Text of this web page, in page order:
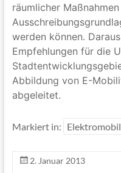
räumlicher
werden können.
Empfehlungen für die
Abbildung von E-
abgeleitet.
Markiert in:
2. Januar 2013